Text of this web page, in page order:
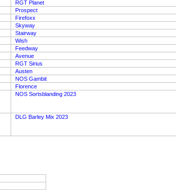
RGT Planet
Prospect
Firefoxx
Skyway
Stairway
Wish
Feedway
Avenue
RGT Sirius
Austen
NOS Gambit
Florence
NOS Sortsblanding 2023
DLG Barley Mix 2023